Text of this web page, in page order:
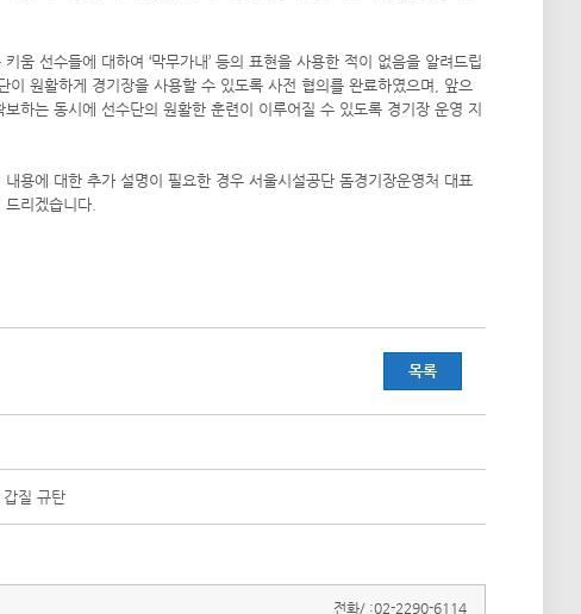
움 선수들에 대하여 ‘막무가내’ 등의 표현을 사용한 적이 없음을 알려드립
원활하게 경기장을 사용할 수 있도록 사전 협의를 완료하였으며, 앞으
하는 동시에 선수단의 원활한 훈련이 이루어질 수 있도록 경기장 운영 지
용에 대한 추가 설명이 필요한 경우 서울시설공단 돔경기장운영처 대표
리겠습니다.
목록
질 규탄
전화/ :02-2290-6114